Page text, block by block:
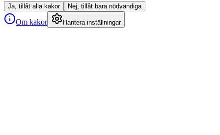
Ja, tillåt alla kakor Nej, tillåt bara nödvändiga
Om kakor Hantera inställningar